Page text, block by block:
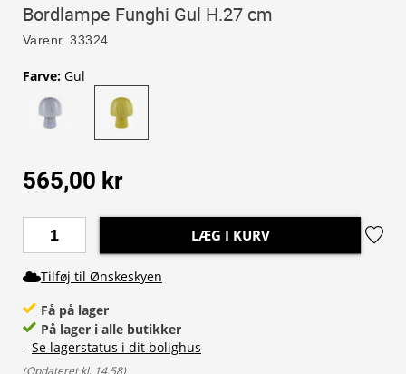
Bordlampe Funghi Gul H.27 cm
Varenr. 33324
Farve: Gul
565,00 kr
LÆG I KURV
Tilføj til Ønskeskyen
Få på lager
På lager i alle butikker
- Se lagerstatus i dit bolighus
(Opdateret kl. 14.58)